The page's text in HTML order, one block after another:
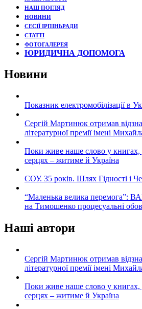
НАШ ПОГЛЯД
НОВИНИ
СЕСІЇ ІРПІНЬРАДИ
СТАТТІ
ФОТОГАЛЕРЕЯ
ЮРИДИЧНА ДОПОМОГА
Новини
Показник електромобілізації в
Сергій Мартинюк отримав
літературної премії імені
Поки живе наше слово у
серцях – житиме й Україна
СОУ. 35 років. Шлях Гідності і
“Маленька велика перемога”:
на Тимошенко процесуальні
Наші автори
Сергій Мартинюк отримав
літературної премії імені
Поки живе наше слово у
серцях – житиме й Україна